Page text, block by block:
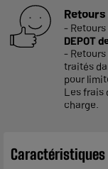
- Retours
DEPOT
-
traités
pour
Les frais
charge.
Caractéristiques